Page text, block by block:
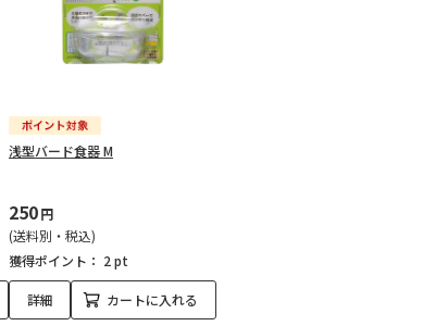
浅型バード食器 M
250円
(送料別・税込)
獲得ポイント： 2 pt
詳細 カートに入れる